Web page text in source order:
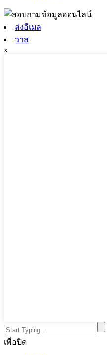
ส่งอีเมล
วาส
x
เพื่อปิด